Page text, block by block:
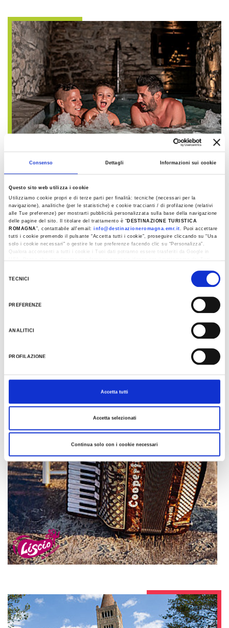
Consenso Dettagli Informazioni sui cookie
Questo sito web utilizza i cookie
Utilizziamo cookie propri e di terze parti per finalità: tecniche (necessari per la
navigazione), analitiche (per le statistiche) e cookie traccianti / di profilazione (relativi
alle Tue preferenze) per mostrarti pubblicità personalizzata sulla base della navigazione
delle pagine del sito. Il titolare del trattamento è “ DESTINAZIONE TURISTICA
ROMAGNA”, contattabile all'email:info@destinazioneromagna.emr.it. Puoi accettare
tutti i cookie premendo il pulsante “Accetta tutti i cookie”, proseguire cliccando su “Usa
solo i cookie necessari" o gestire le tue preferenze facendo clic su “Personalizza”.
Qualora acconsenti a tutti i cookie i Tuoi dati potranno essere trasferiti da Google in
TECNICI
PREFERENZE
ANALITICI
PROFILAZIONE
Accetta tutti
Accetta selezionati
Continua solo con i cookie necessari
Bien-être
Liscio